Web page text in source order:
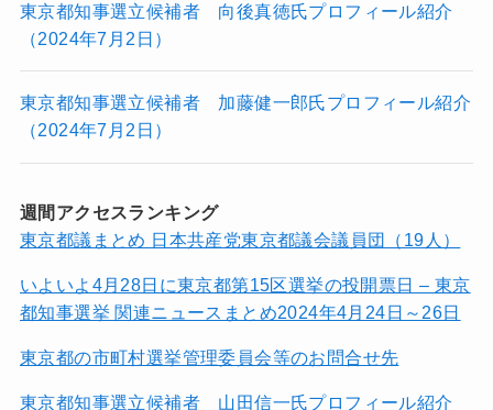
東京都知事選立候補者 向後真徳氏プロフィール紹介
（2024年7月2日）
東京都知事選立候補者 加藤健一郎氏プロフィール紹介
（2024年7月2日）
週間アクセスランキング
東京都議まとめ 日本共産党東京都議会議員団（19人）
いよいよ4月28日に東京都第15区選挙の投開票日 – 東京
都知事選挙 関連ニュースまとめ2024年4月24日～26日
東京都の市町村選挙管理委員会等のお問合せ先
東京都知事選立候補者 山田信一氏プロフィール紹介